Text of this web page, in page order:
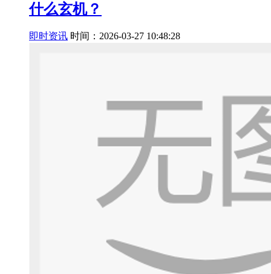
什么玄机？
即时资讯 时间：2026-03-27 10:48:28